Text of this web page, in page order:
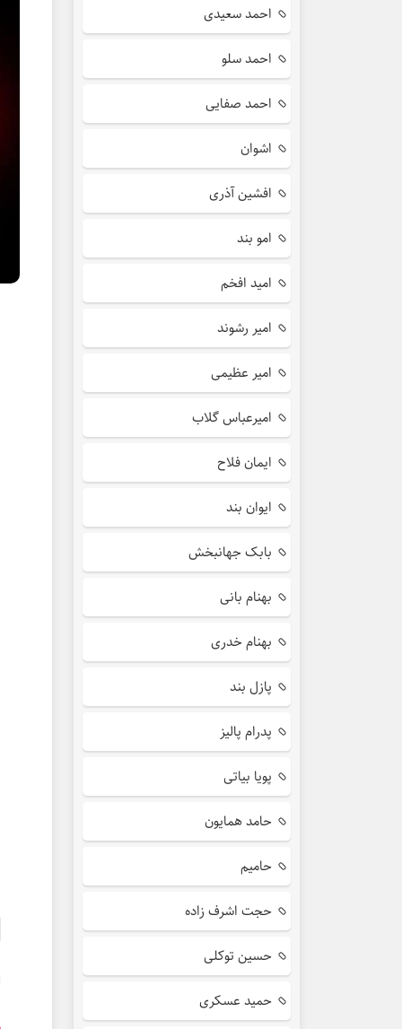
احمد سعیدی
احمد سلو
احمد صفایی
اشوان
افشین آذری
امو بند
امید افخم
امیر رشوند
امیر عظیمی
امیرعباس گلاب
ایمان فلاح
ایوان بند
بابک جهانبخش
بهنام بانی
بهنام خدری
پازل بند
پدرام پالیز
پویا بیاتی
حامد همایون
حامیم
حجت اشرف زاده
حسین توکلی
حمید عسکری